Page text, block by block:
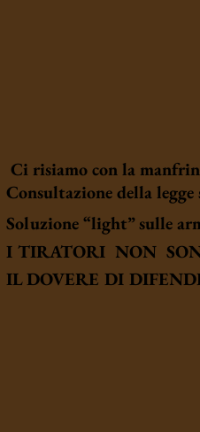
Ci risiamo con la
Consultazione della
Soluzione “light” sulle
I TIRATORI NON
IL DOVERE DI